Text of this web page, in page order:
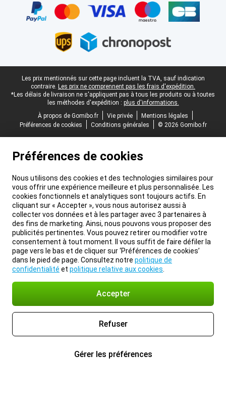
Pied-de-page légal
Les prix mentionnés sur cette page incluent la TVA, sauf indication
contraire. Les prix ne comprennent pas les frais d'expédition.
*Les délais de livraison ne s'appliquent pas à tous les produits ou à toutes
les méthodes d'expédition : plus d'informations.
À propos de Gomibo.fr
Vie privée
Mentions légales
Préférences de cookies
Conditions générales © 2026 Gomibo.fr
Préférences de cookies
Nous utilisons des cookies et des technologies similaires pour
vous offrir une expérience meilleure et plus personnalisée. Les
cookies fonctionnels et analytiques sont toujours actifs. En
cliquant sur « Accepter », vous nous autorisez aussi à
collecter vos données et à les partager avec 3 partenaires à
des fins de marketing. Ainsi, nous pouvons vous proposer des
publicités pertinentes. Vous pouvez retirer ou modifier votre
consentement à tout moment. Il vous suffit de faire défiler la
page vers le bas et de cliquer sur ‘Préférences de cookies’
dans le pied de page. Consultez notre politique de
confidentialité et politique relative aux cookies
Accepter
Refuser
Gérer les préférences